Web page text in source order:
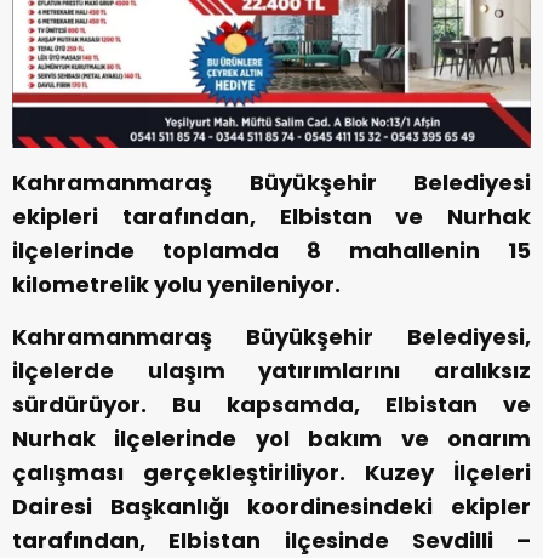
Kahramanmaraş Büyükşehir Belediyesi
ekipleri tarafından, Elbistan ve Nurhak
ilçelerinde toplamda 8 mahallenin 15
kilometrelik yolu yenileniyor.
Kahramanmaraş Büyükşehir Belediyesi,
ilçelerde ulaşım yatırımlarını aralıksız
sürdürüyor. Bu kapsamda, Elbistan ve
Nurhak ilçelerinde yol bakım ve onarım
çalışması gerçekleştiriliyor. Kuzey İlçeleri
Dairesi Başkanlığı koordinesindeki ekipler
tarafından, Elbistan ilçesinde Sevdilli –